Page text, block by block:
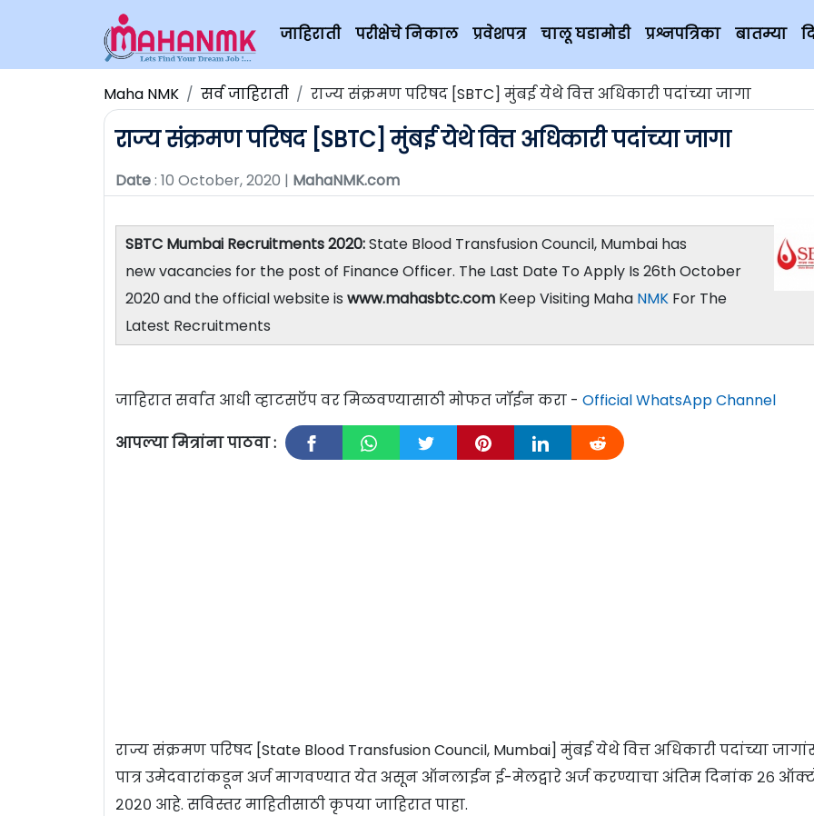
जाहिराती परीक्षेचे निकाल प्रवेशपत्र चालू घडामोडी प्रश्नपत्रिका बातम्या
Maha NMK सर्व जाहिराती राज्य संक्रमण परिषद [SBTC] मुंबई येथे वित्त अधिकारी पदांच्या जागा
राज्य संक्रमण परिषद [SBTC] मुंबई येथे वित्त अधिकारी पदांच्या जागा
Date: 10 October, 2020 | MahaNMK.com
SBTC Mumbai Recruitments 2020:State Blood Transfusion Council, Mumbai has
new vacancies for the post of Finance Officer. The Last Date To Apply Is 26th October
2020 and the official website is www.mahasbtc.com Keep Visiting Maha NMK For The
Latest Recruitments
जाहिरात सर्वात आधी व्हाटसऍप वर मिळवण्यासाठी मोफत जॉईन करा - Official WhatsApp Channel
आपल्या मित्रांना पाठवा :
राज्य संक्रमण परिषद [State Blood Transfusion Council, Mumbai] मुंबई येथे वित्त अधिकारी पदांच्या
पात्र उमेदवारांकडून अर्ज मागवण्यात येत असून ऑनलाईन ई-मेलद्वारे अर्ज करण्याचा अंतिम दिनांक २६
२०२० आहे. सविस्तर माहितीसाठी कृपया जाहिरात पाहा.